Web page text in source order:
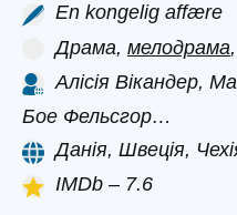
En kongelig affære
Драма, мелодрама
Алісія Вікандер,
Бое Фельсгор…
Данія, Швеція,
IMDb – 7.6